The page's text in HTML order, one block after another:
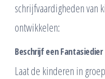
schrijfvaardigheden van
ontwikkelen:
Beschrijf een Fantasiedier
Laat de kinderen in